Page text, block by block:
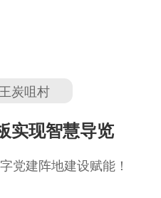
炭咀村
实现智慧导览
党建阵地建设赋能！